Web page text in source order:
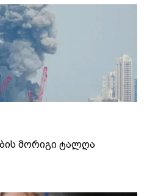
მორიგი ტალღა